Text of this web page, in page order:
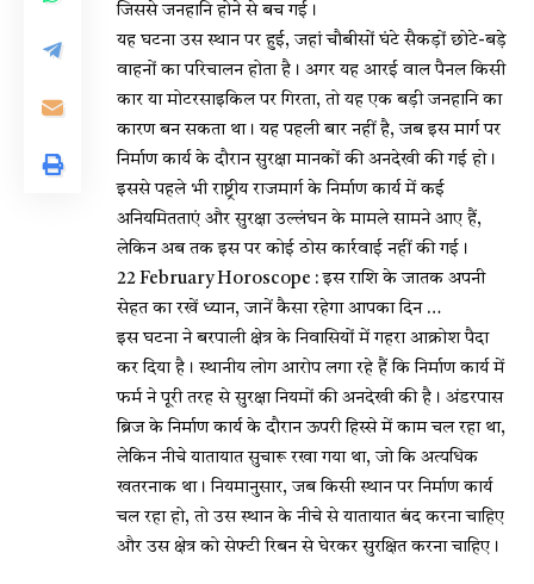
जिससे जनहानि होने से बच गई।
यह घटना उस स्थान पर हुई, जहां चौबीसों घंटे सैकड़ों छोटे-बड़े
वाहनों का परिचालन होता है। अगर यह आरई वाल पैनल किसी
कार या मोटरसाइकिल पर गिरता, तो यह एक बड़ी जनहानि का
कारण बन सकता था। यह पहली बार नहीं है, जब इस मार्ग पर
निर्माण कार्य के दौरान सुरक्षा मानकों की अनदेखी की गई हो।
इससे पहले भी राष्ट्रीय राजमार्ग के निर्माण कार्य में कई
अनियमितताएं और सुरक्षा उल्लंघन के मामले सामने आए हैं,
लेकिन अब तक इस पर कोई ठोस कार्रवाई नहीं की गई।
22 February Horoscope : इस राशि के जातक अपनी
सेहत का रखें ध्यान, जानें कैसा रहेगा आपका दिन …
इस घटना ने बरपाली क्षेत्र के निवासियों में गहरा आक्रोश पैदा
कर दिया है। स्थानीय लोग आरोप लगा रहे हैं कि निर्माण कार्य में
फर्म ने पूरी तरह से सुरक्षा नियमों की अनदेखी की है। अंडरपास
ब्रिज के निर्माण कार्य के दौरान ऊपरी हिस्से में काम चल रहा था,
लेकिन नीचे यातायात सुचारू रखा गया था, जो कि अत्यधिक
खतरनाक था। नियमानुसार, जब किसी स्थान पर निर्माण कार्य
चल रहा हो, तो उस स्थान के नीचे से यातायात बंद करना चाहिए
और उस क्षेत्र को सेफ्टी रिबन से घेरकर सुरक्षित करना चाहिए।